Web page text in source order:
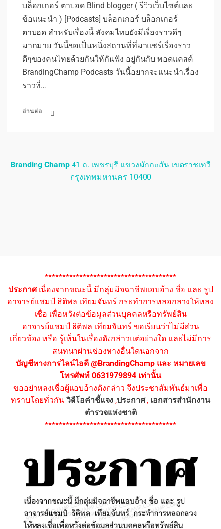
บล็อกเกอร์ ตาบอด Blind blogger ( รีวิวเว็บไซต์และ
ข้อแนะนำ ) [Podcasts] บล็อกเกอร์ บล็อกเกอร์
ตาบอด สำหรับเรื่องนี้ สังคมไทยยังมีเรื่องราวดีๆ
มากมาย วันนี้ขอเป็นหนึ่งสถานที่ที่มาแชร์เรื่องราว
ดีๆของคนไทยด้วยกันให้กันฟัง อยู่กันกับ พอดแคสต์
BrandingChamp Podcasts วันนี้อยากจะแนะนำเรื่อง
ราวที่…
อ่านต่อ
Branding Champ 41 ถ. เพชรบุรี แขวงมักกะสัน เขตราชเทวี
กรุงเทพมหานคร 10400
**************************************
ประกาศเนื่องจากขณะนี้ มีกลุ่มมิจฉาชีพแอบอ้าง ชื่อ และ รูป
อาจารย์แชมป์ ธิติพล เทียมจันทร์ กระทำการหลอกลวงให้หลง
เชื่อ เพื่อหวังต่อข้อมูลส่วนบุคคลหรือทรัพย์สิน
อาจารย์แชมป์ ธิติพล เทียมจันทร์ ขอเรียนว่าไม่มีส่วน
เกี่ยวข้อง หรือ รู้เห็นในเรื่องดังกล่าวแต่อย่างใด และไม่มีการ
สนทนาผ่านช่องทางอื่นใดนอกจาก
บัญชีทางการไลน์ไอดี @BrandingChamp และ หมายเลข
โทรศัพท์ 0631979894 เท่านั้น
ขออย่าหลงเชื่อผู้แอบอ้างดังกล่าว จึงประชาสัมพันธ์มาเพื่อ
ทราบโดยทั่วกัน วิดีโอคำชี้แจง ,ประกาศ, เอกสารสำนักงาน
ตำรวจแห่งชาติ
**************************************